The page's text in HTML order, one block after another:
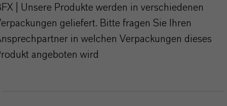
| Unsere Produkte werden in verschiedenen
geliefert. Bitte fragen Sie Ihren
in welchen Verpackungen dieses
angeboten wird